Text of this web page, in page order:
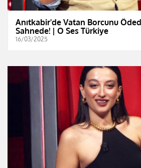
Anıtkabir'de Vatan Borcunu
Sahnede! | O Ses Türkiye
16/03/2025